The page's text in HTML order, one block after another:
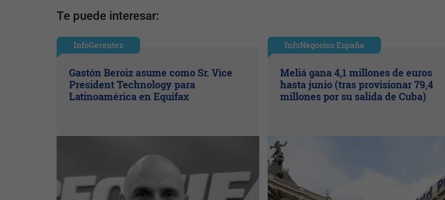
Te puede interesar:
InfoGerentes
Gastón Beroiz asume como Sr. Vice
President Technology para
Latinoamérica en Equifax
InfoNegocios España
Meliá gana 4,1 millones de euros
hasta junio (tras provisionar 79,4
millones por su salida de Cuba)